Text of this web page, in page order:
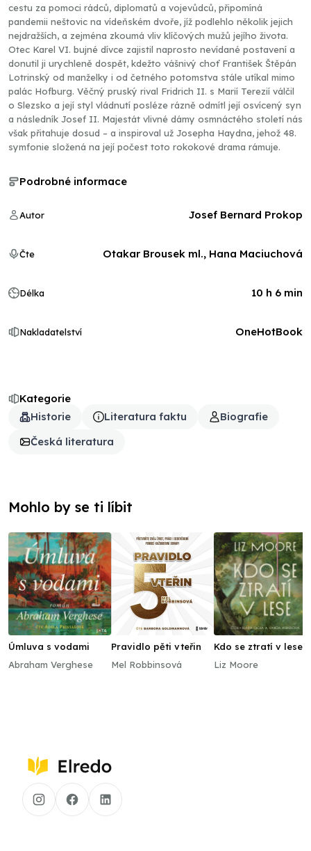
cestu za pomoci rádců, diplomatů a vojevůdců, připomíná
pandemii neštovic na vídeňském dvoře, jíž podlehlo několik jejich
nejdražších, a zejména zkoumá vliv klíčových mužů jejího života.
Otec Karel VI. bujné dívce zajistil naprosto nevídané postavení a
donutil ji urychleně dospět, kdežto vášnivý choť František Štěpán
Lotrinský od manželky i od četného potomstva stále utíkal mimo
palác Hofburg. Věčný pruský rival Fridrich II. s Marií Terezií válčil
o Slezsko a její styl vládnutí posléze rázně odmítl její osvícený syn
a následník Josef II. Majestát vlivné dámy osmnáctého století nás
však přitahuje dosud – a inspiroval už Josepha Haydna, jehož 48.
symfonie složená na její počest toto rokokové drama rámuje.
Kategorie
Historie
Literatura faktu
Biografie
Česká literatura
Podrobné informace
Autor Josef Bernard Prokop
Čte Otakar Brousek ml., Hana Maciuchová
Délka 10 h 6 min
Nakladatelství OneHotBook
Mohlo by se ti líbit
Úmluva s vodami
Abraham Verghese
Pravidlo pěti vteřin
Mel Robbinsová
Kdo se ztratí v lese
Liz Moore